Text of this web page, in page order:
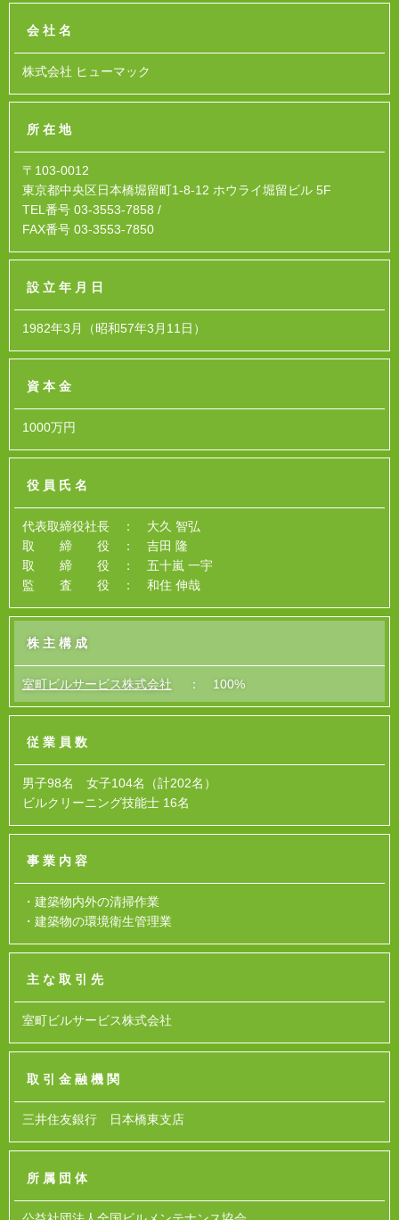
会社名
株式会社 ヒューマック
所在地
〒103-0012
東京都中央区日本橋堀留町1-8-12 ホウライ堀留ビル 5F
TEL番号 03-3553-7858 /
FAX番号 03-3553-7850
設立年月日
1982年3月（昭和57年3月11日）
資本金
1000万円
役員氏名
代表取締役社長 ： 大久 智弘
取 締 役 ： 吉田 隆
取 締 役 ： 五十嵐 一宇
監 査 役 ： 和住 伸哉
株主構成
室町ビルサービス株式会社 ： 100%
従業員数
男子98名 女子104名（計202名）
ビルクリーニング技能士 16名
事業内容
・建築物内外の清掃作業
・建築物の環境衛生管理業
主な取引先
室町ビルサービス株式会社
取引金融機関
三井住友銀行 日本橋東支店
所属団体